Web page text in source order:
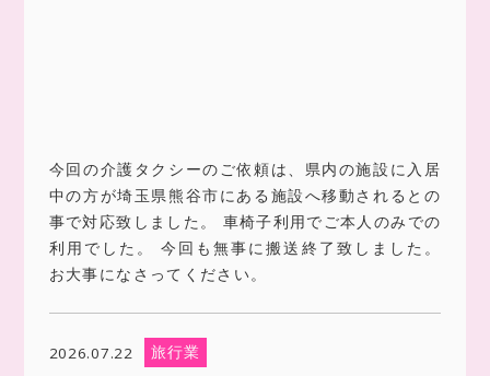
今回の介護タクシーのご依頼は、県内の施設に入居
中の方が埼玉県熊谷市にある施設へ移動されるとの
事で対応致しました。 車椅子利用でご本人のみでの
利用でした。 今回も無事に搬送終了致しました。
お大事になさってください。
2026.07.22 旅行業